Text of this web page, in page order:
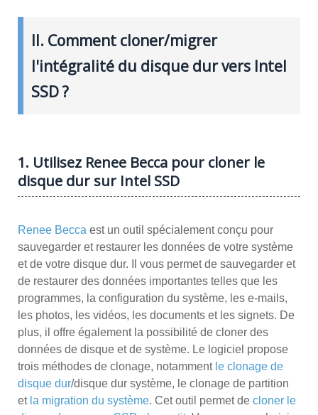
II. Comment cloner/migrer
l'intégralité du disque dur vers Intel
SSD ?
1. Utilisez Renee Becca pour cloner le
disque dur sur Intel SSD
Renee Becca est un outil spécialement conçu pour
sauvegarder et restaurer les données de votre système
et de votre disque dur. Il vous permet de sauvegarder et
de restaurer des données importantes telles que les
programmes, la configuration du système, les e-mails,
les photos, les vidéos, les documents et les signets. De
plus, il offre également la possibilité de cloner des
données de disque et de système. Le logiciel propose
trois méthodes de clonage, notamment le clonage de
disque dur/disque dur système, le clonage de partition
et la migration du système. Cet outil permet de cloner le